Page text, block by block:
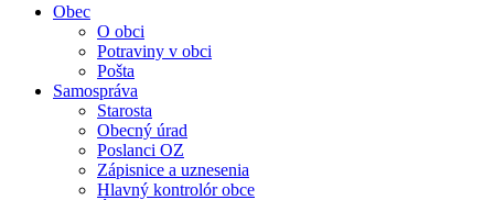
Obec
O obci
Potraviny v obci
Pošta
Samospráva
Starosta
Obecný úrad
Poslanci OZ
Zápisnice a uznesenia
Hlavný kontrolór obce